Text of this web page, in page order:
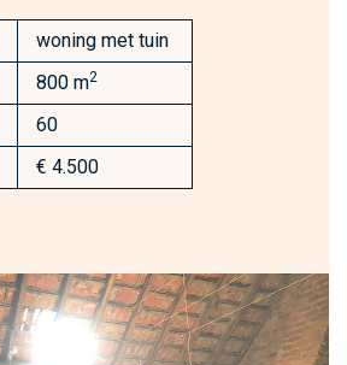
woning met tuin
800 m2
60
€ 4.500